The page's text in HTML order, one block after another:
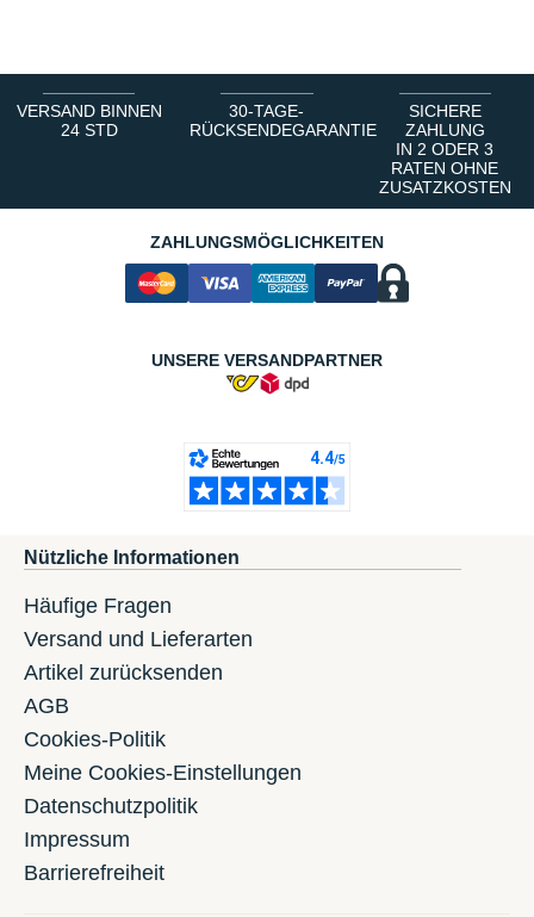
VERSAND BINNEN
24 STD
30-TAGE-
RÜCKSENDEGARANTIE
SICHERE
ZAHLUNG
IN 2 ODER 3
RATEN OHNE
ZUSATZKOSTEN
ZAHLUNGSMÖGLICHKEITEN
UNSERE VERSANDPARTNER
Nützliche Informationen
Häufige Fragen
Versand und Lieferarten
Artikel zurücksenden
AGB
Cookies-Politik
Meine Cookies-Einstellungen
Datenschutzpolitik
Impressum
Barrierefreiheit